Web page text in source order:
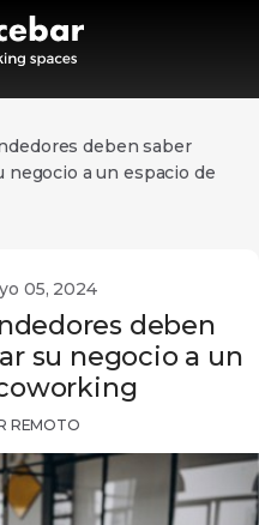
deben saber
negocio a un espacio de
05, 2024
deben
su negocio a un
REMOTO